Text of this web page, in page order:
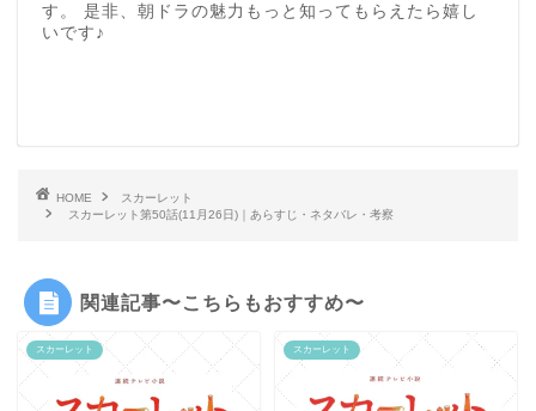
す。 是非、朝ドラの魅力もっと知ってもらえたら嬉し
いです♪
HOME
スカーレット
スカーレット第50話(11月26日)｜あらすじ・ネタバレ・考察
関連記事〜こちらもおすすめ〜
スカーレット スカーレット